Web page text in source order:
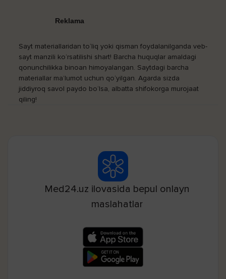
Reklama
Sayt materiallaridan to‘liq yoki qisman foydalanilganda veb-
sayt manzili ko‘rsatilishi shart! Barcha huquqlar amaldagi
qonunchilikka binoan himoyalangan. Saytdagi barcha
materiallar ma’lumot uchun qo‘yilgan. Agarda sizda
jiddiyroq savol paydo bo‘lsa, albatta shifokorga murojaat
qiling!
Med24.uz ilovasida bepul onlayn
maslahatlar